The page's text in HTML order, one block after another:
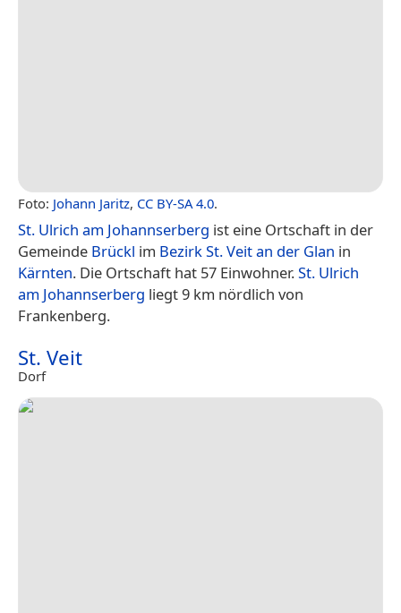
Foto: Johann Jaritz, CC BY-SA 4.0.
St. Ulrich am Johannserberg ist eine Ortschaft in der
Gemeinde Brückl im Bezirk St. Veit an der Glan in
Kärnten. Die Ortschaft hat 57 Einwohner.St. Ulrich
am Johannserberg liegt 9 km nördlich von
Frankenberg.
St. Veit
Dorf